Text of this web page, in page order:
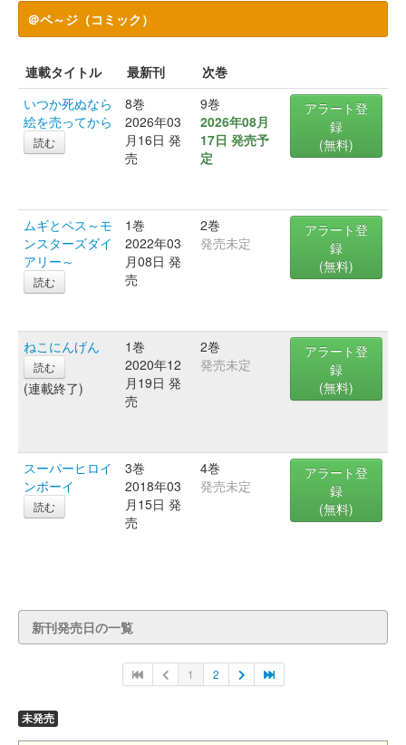
＠ペ～ジ（コミック）
連載タイトル 最新刊
次巻
いつか死ぬなら
絵を売ってから
読む
8巻
2026年03
月16日 発
売
9巻
2026年08月
17日 発売予
定
アラート登
録
(無料)
ムギとペス～モ
ンスターズダイ
アリー～
読む
1巻
2022年03
月08日 発
売
2巻
発売未定
アラート登
録
(無料)
ねこにんげん
読む
(連載終了)
1巻
2020年12
月19日 発
売
2巻
発売未定
アラート登
録
(無料)
スーパーヒロイ
ンボーイ
読む
3巻
2018年03
月15日 発
売
4巻
発売未定
アラート登
録
(無料)
新刊発売日の一覧
1 2
未発売